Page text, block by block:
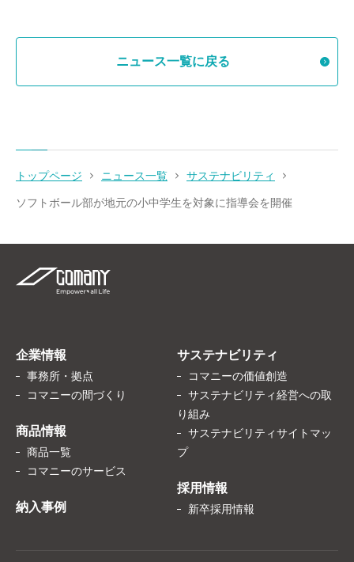
ニュース一覧に戻る
トップページ ニュース一覧 サステナビリティ
ソフトボール部が地元の小中学生を対象に指導会を開催
企業情報
事務所・拠点
コマニーの間づくり
商品情報
商品一覧
コマニーのサービス
納入事例
サステナビリティ
コマニーの価値創造
サステナビリティ経営への取
り組み
サステナビリティサイトマッ
プ
採用情報
新卒採用情報